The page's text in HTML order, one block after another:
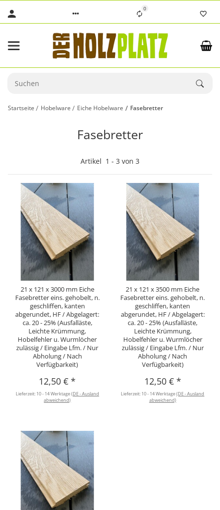
0
Startseite Hobelware Eiche Hobelware Fasebretter
Fasebretter
Artikel 1 - 3 von 3
21 x 121 x 3000 mm Eiche
Fasebretter eins. gehobelt, n.
geschliffen, kanten
abgerundet, HF / Abgelagert:
ca. 20 - 25% (Ausfalläste,
Leichte Krümmung,
Hobelfehler u. Wurmlöcher
zulässig / Eingabe Lfm. / Nur
Abholung / Nach
Verfügbarkeit)
12,50 €*
Lieferzeit: 10 - 14 Werktage(DE - Ausland
abweichend)
21 x 121 x 3500 mm Eiche
Fasebretter eins. gehobelt, n.
geschliffen, kanten
abgerundet, HF / Abgelagert:
ca. 20 - 25% (Ausfalläste,
Leichte Krümmung,
Hobelfehler u. Wurmlöcher
zulässig / Eingabe Lfm. / Nur
Abholung / Nach
Verfügbarkeit)
12,50 € *
Lieferzeit: 10 - 14 Werktage(DE - Ausland
abweichend)